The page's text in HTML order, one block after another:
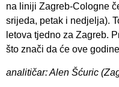
na liniji Zagreb-Cologne
srijeda, petak i nedjelja).
letova tjedno za Zagreb.
što znači da će ove
analitičar: Alen Šćuric